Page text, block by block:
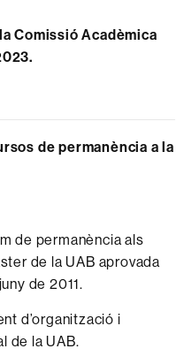
Comissió Acadèmica
de permanència a la
de permanència als
de la UAB aprovada
de 2011.
d’organització i
de la UAB.